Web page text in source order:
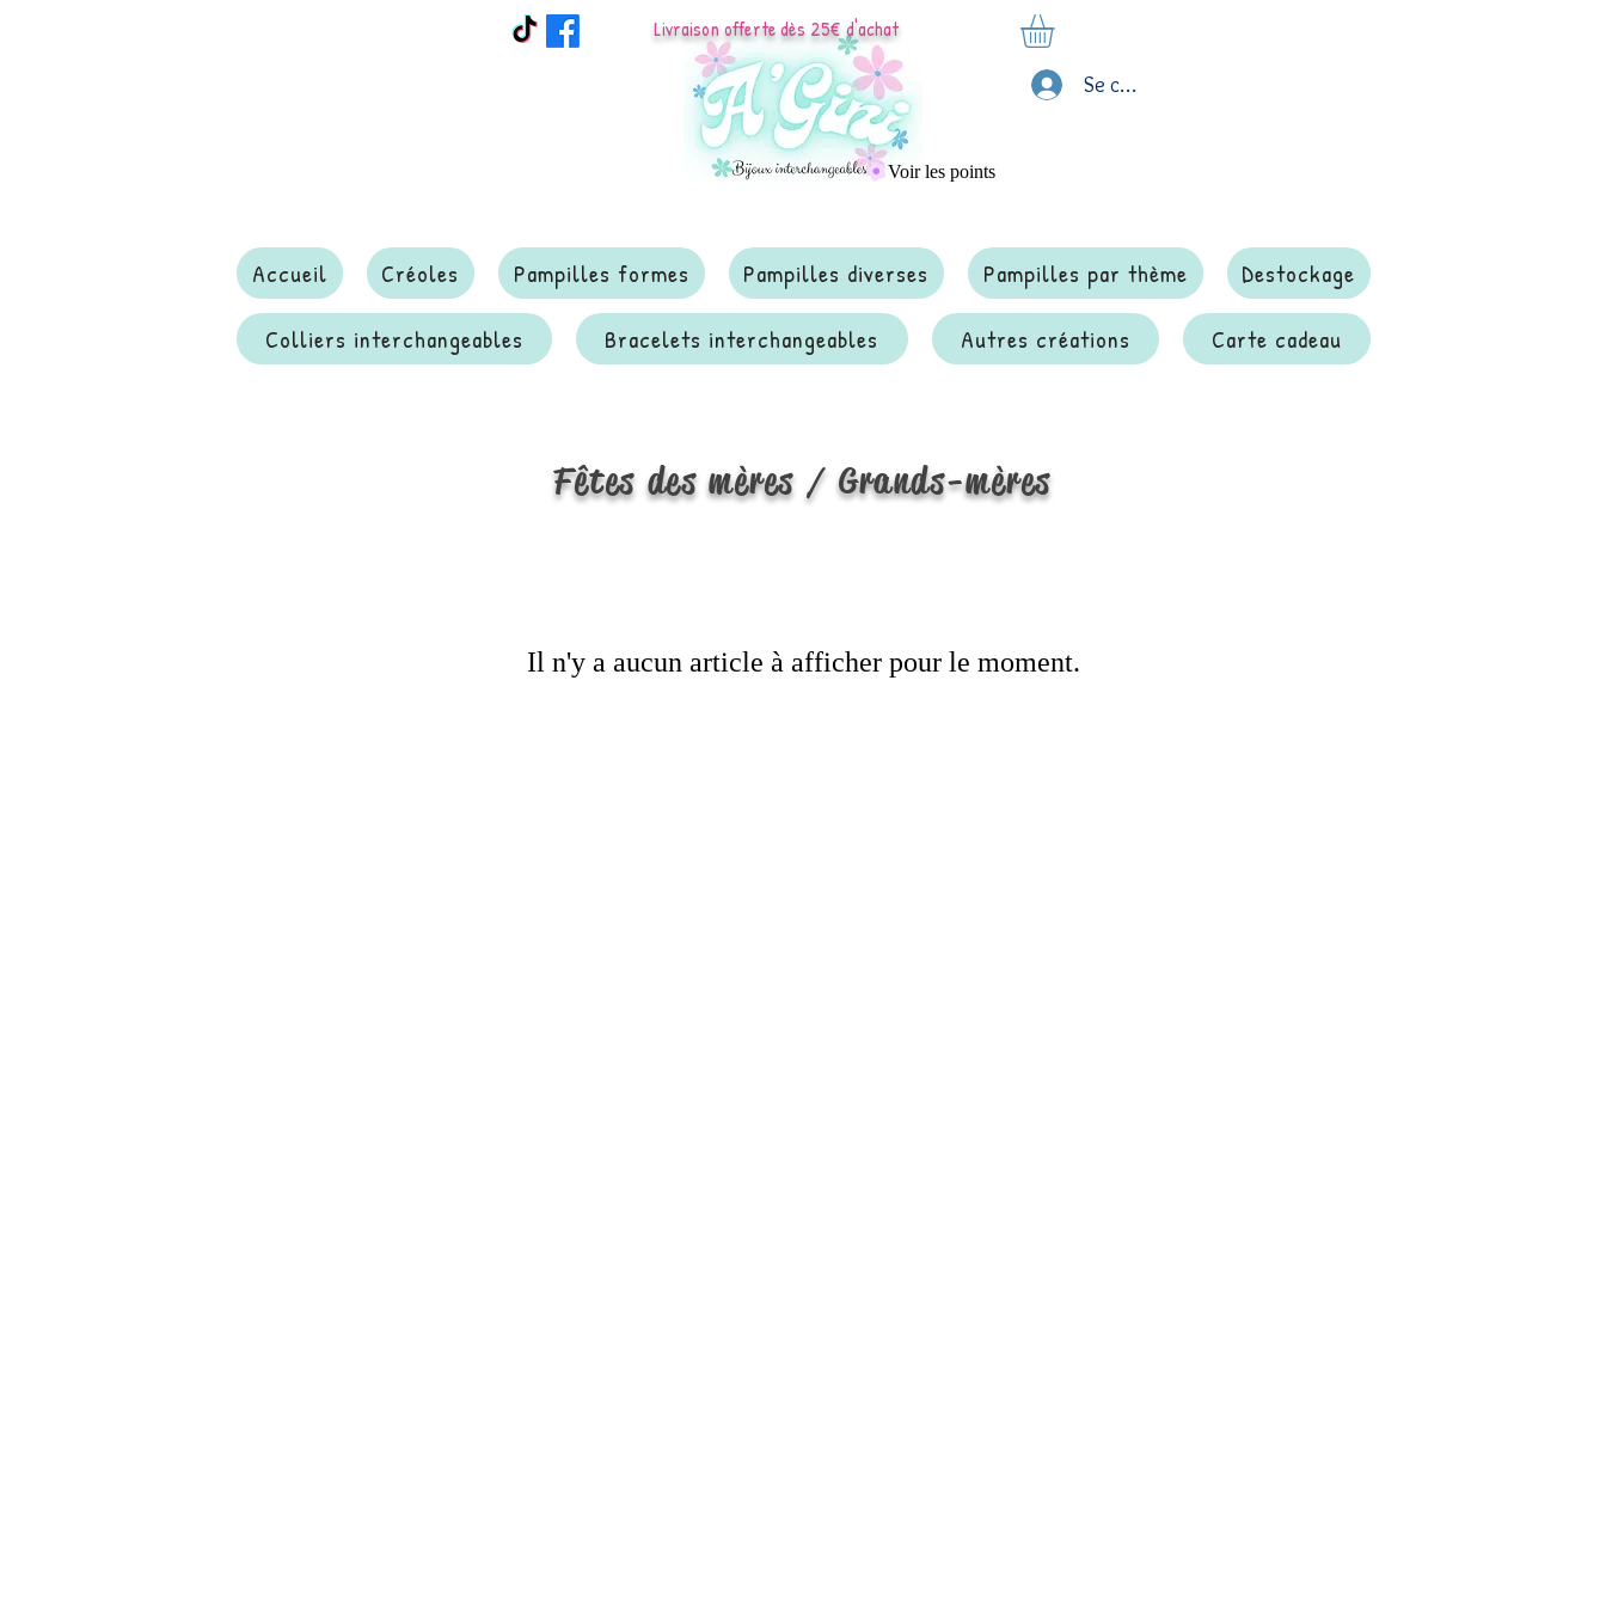
Livraison offerte dès 25€ d'achat
Se connecter
Voir les points
Accueil Créoles Pampilles formes Pampilles diverses Pampilles par thème Destockage
Colliers interchangeables Bracelets interchangeables Autres créations Carte cadeau
Fêtes des mères / Grands-mères
Il n'y a aucun article à afficher pour le moment.